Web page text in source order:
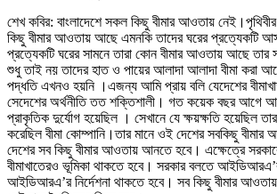
শেখ কবির: বাংলাদেশে সকল কিছু বীমার আওতায়
কিছু বীমার আওতায় আছে এমনকি তাদের ঘরের প্রত্যেকটি
প্রত্যেকটি ঘরের সামনে তারা কোন বীমার আওতায় আছে তার
শুধু তাই নয় তাদের হাত ও পায়ের আলাদা আলাদা বীমা করা
পদ্ধতি এখনও হয়নি ।এজন্য আমি প্রায় বলি যেদেশের
সেদেশের অর্থনীতি তত শক্তিশালী। গত কয়েক বছর আগে
প্রাকৃতিক দুর্যোগ হয়েছিল । সেখানে যে ক্ষয়ক্ষতি হয়েছিল
করেছিল বীমা কোম্পানি।তার মানে ওই দেশের সবকিছু
দেশের সব কিছু বীমার আওতায় আনতে হবে। এক্ষেত্রে
বীমাখাতেরও ভূমিকা থাকতে হবে। সরকার বলতে
আইডিআরএ’র নির্দেশনা থাকতে হবে। সব কিছু বীমার